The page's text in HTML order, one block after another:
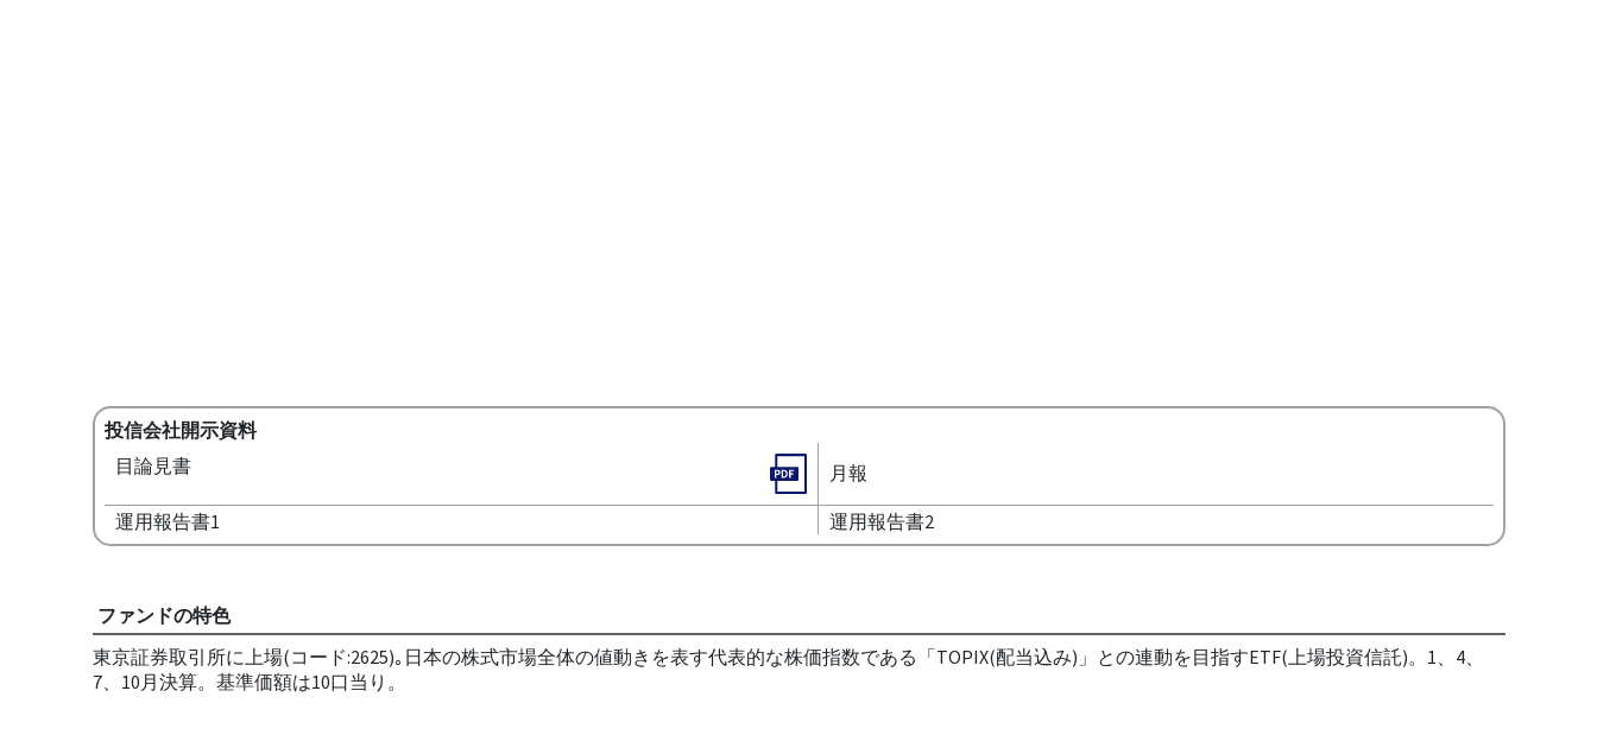
投信会社開示資料
目論見書
月報
運用報告書1 運用報告書2
ファンドの特色
東京証券取引所に上場(コード:2625)｡日本の株式市場全体の値動きを表す代表的な株価指数である「TOPIX(配当込み)」との連動を目指すETF(上場投資信託)。1、4、
7、10月決算。基準価額は10口当り。